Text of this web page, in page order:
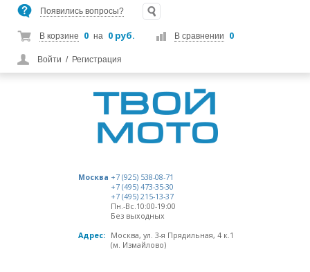
Появились вопросы?
В корзине 0 на 0 руб. В сравнении 0
Войти / Регистрация
Москва +7 (925) 538-08-71
+7 (495) 473-35-30
+7 (495) 215-13-37
Пн.-Вс.10:00-19:00
Без выходных
Адрес:
Москва, ул. 3-я Прядильная, 4 к.1
(м. Измайлово)